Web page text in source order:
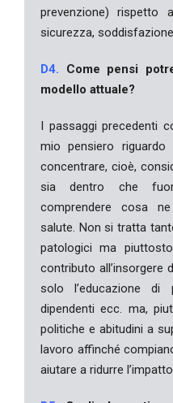
prevenzione) rispetto
sicurezza,
D4. Come pensi
modello attuale?
I passaggi precedenti
mio pensiero
concentrare, cioè,
sia dentro che
comprendere cosa
salute. Non si tratta
patologici ma
contributo all’insorgere
solo l’educazione di
dipendenti ecc. ma,
politiche e abitudini a
lavoro affinché
aiutare a ridurre l’impatto